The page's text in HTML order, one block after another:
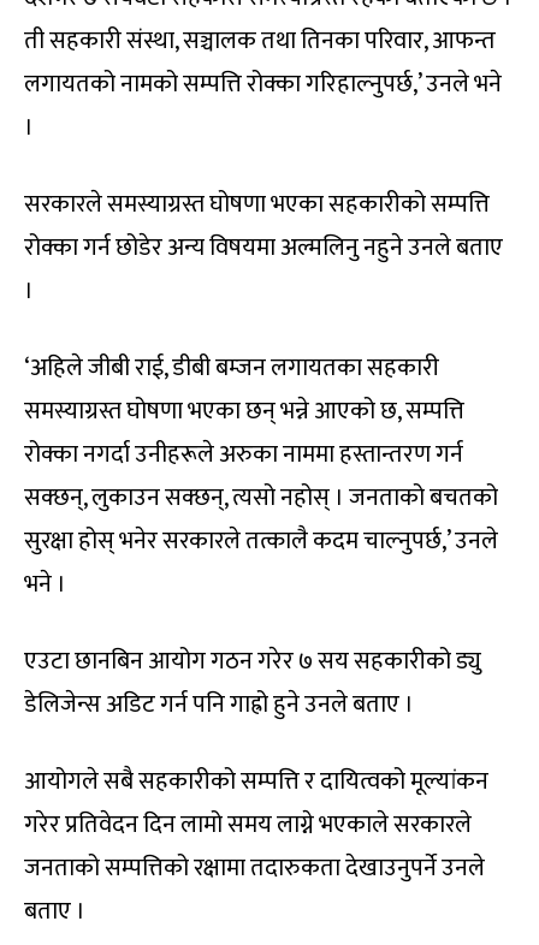
ती सहकारी संस्था, सञ्चालक तथा तिनका परिवार, आफन्त
लगायतको नामको सम्पत्ति रोक्का गरिहाल्नुपर्छ,’ उनले भने
।
सरकारले समस्याग्रस्त घोषणा भएका सहकारीको सम्पत्ति
रोक्का गर्न छोडेर अन्य विषयमा अल्मलिनु नहुने उनले बताए
।
‘अहिले जीबी राई, डीबी बम्जन लगायतका सहकारी
समस्याग्रस्त घोषणा भएका छन् भन्ने आएको छ, सम्पत्ति
रोक्का नगर्दा उनीहरूले अरुका नाममा हस्तान्तरण गर्न
सक्छन्, लुकाउन सक्छन्, त्यसो नहोस् । जनताको बचतको
सुरक्षा होस् भनेर सरकारले तत्कालै कदम चाल्नुपर्छ,’ उनले
भने ।
एउटा छानबिन आयोग गठन गरेर ७ सय सहकारीको ड्यु
डेलिजेन्स अडिट गर्न पनि गाह्रो हुने उनले बताए ।
आयोगले सबै सहकारीको सम्पत्ति र दायित्वको मूल्यांकन
गरेर प्रतिवेदन दिन लामो समय लाग्ने भएकाले सरकारले
जनताको सम्पत्तिको रक्षामा तदारुकता देखाउनुपर्ने उनले
बताए ।